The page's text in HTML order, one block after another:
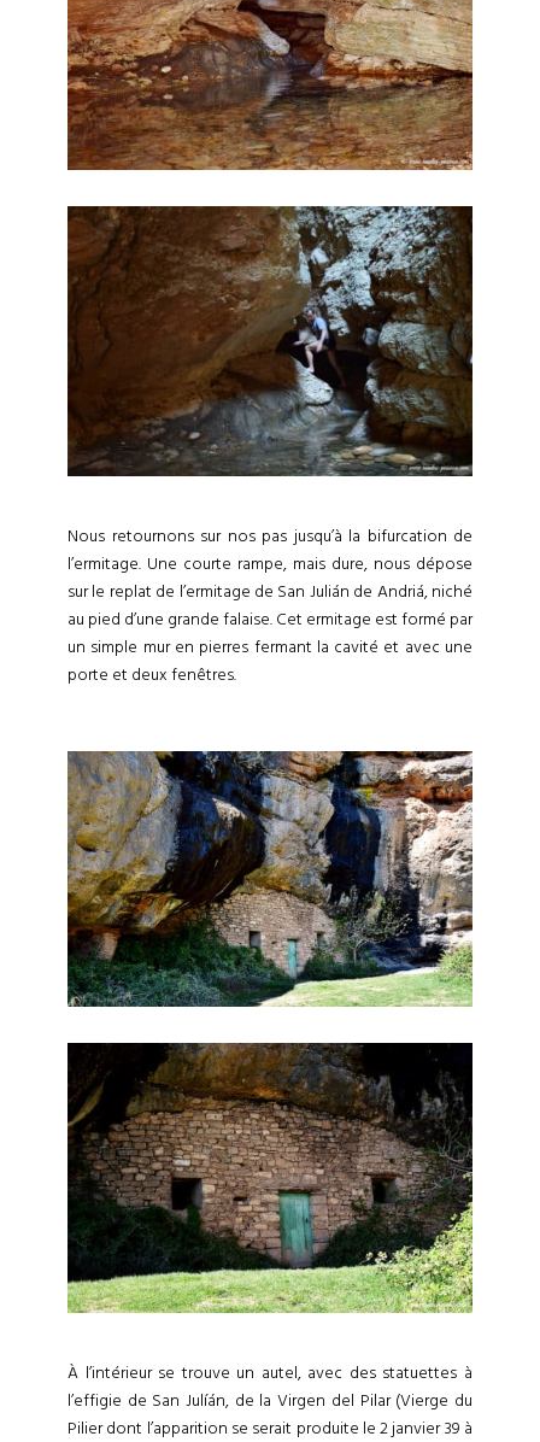
Nous retournons sur nos pas jusqu’à la bifurcation de
l’ermitage. Une courte rampe, mais dure, nous dépose
sur le replat de l’ermitage de San Julián de Andriá, niché
au pied d’une grande falaise. Cet ermitage est formé par
un simple mur en pierres fermant la cavité et avec une
porte et deux fenêtres.
À l’intérieur se trouve un autel, avec des statuettes à
l’effigie de San Julíán, de la Virgen del Pilar (Vierge du
Pilier dont l’apparition se serait produite le 2 janvier 39 à